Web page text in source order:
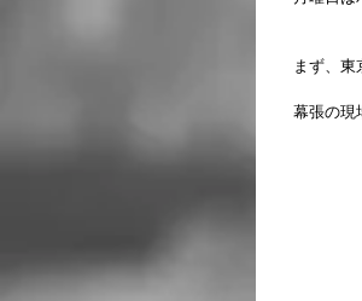
まず、東
幕張の現